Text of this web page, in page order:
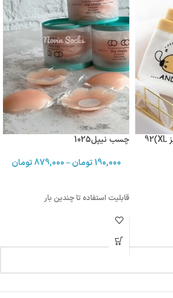
شورت Pooh کد 1212( سایز XL)92
چسب نیپل1025
190,000تومان–
879,000تومان
قابلیت استفاده تا چندین بار